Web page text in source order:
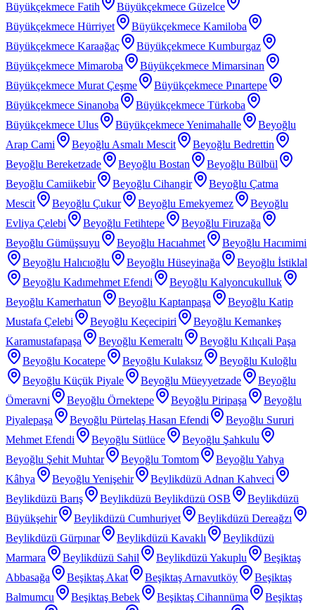
Büyükçekmece Fatih
Büyükçekmece Güzelce
Büyükçekmece Hürriyet
Büyükçekmece Kamiloba
Büyükçekmece Karaağaç
Büyükçekmece Kumburgaz
Büyükçekmece Mimaroba
Büyükçekmece Mimarsinan
Büyükçekmece Murat Çeşme
Büyükçekmece Pınartepe
Büyükçekmece Sinanoba
Büyükçekmece Türkoba
Büyükçekmece Ulus
Büyükçekmece Yenimahalle
Beyoğlu
Arap Cami
Beyoğlu Asmalı Mescit
Beyoğlu Bedrettin
Beyoğlu Bereketzade
Beyoğlu Bostan
Beyoğlu Bülbül
Beyoğlu Camiikebir
Beyoğlu Cihangir
Beyoğlu Çatma
Mescit
Beyoğlu Çukur Beyoğlu Emekyemez
Beyoğlu
Evliya Çelebi
Beyoğlu Fetihtepe
Beyoğlu Firuzağa
Beyoğlu Gümüşsuyu
Beyoğlu Hacıahmet
Beyoğlu Hacımimi
Beyoğlu Halıcıoğlu
Beyoğlu Hüseyinağa
Beyoğlu İstiklal
Beyoğlu Kadımehmet Efendi
Beyoğlu Kalyoncukulluk
Beyoğlu Kamerhatun
Beyoğlu Kaptanpaşa
Beyoğlu Katip
Mustafa Çelebi
Beyoğlu Keçecipiri
Beyoğlu Kemankeş
Karamustafapaşa
Beyoğlu Kemeraltı
Beyoğlu Kılıçali Paşa
Beyoğlu Kocatepe
Beyoğlu Kulaksız
Beyoğlu Kuloğlu
Beyoğlu Küçük Piyale
Beyoğlu Müeyyetzade
Beyoğlu
Ömeravni
Beyoğlu Örnektepe Beyoğlu Piripaşa
Beyoğlu
Piyalepaşa
Beyoğlu Pürtelaş Hasan Efendi
Beyoğlu Sururi
Mehmet Efendi
Beyoğlu Sütlüce
Beyoğlu Şahkulu
Beyoğlu Şehit Muhtar
Beyoğlu Tomtom
Beyoğlu Yahya
Kâhya
Beyoğlu Yenişehir
Beylikdüzü Adnan Kahveci
Beylikdüzü Barış
Beylikdüzü Beylikdüzü OSB
Beylikdüzü
Büyükşehir
Beylikdüzü Cumhuriyet
Beylikdüzü Dereağzı
Beylikdüzü Gürpınar
Beylikdüzü Kavaklı
Beylikdüzü
Marmara
Beylikdüzü Sahil Beylikdüzü Yakuplu
Beşiktaş
Abbasağa
Beşiktaş Akat Beşiktaş Arnavutköy
Beşiktaş
Balmumcu
Beşiktaş Bebek Beşiktaş Cihannüma
Beşiktaş